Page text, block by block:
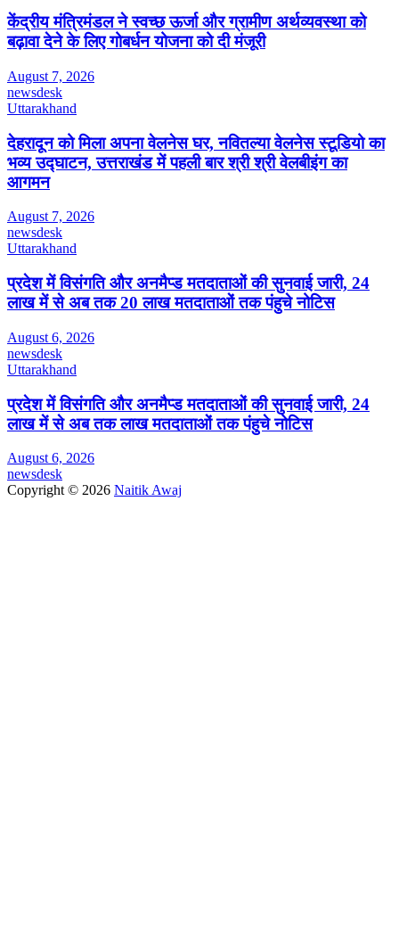
केंद्रीय मंत्रिमंडल ने स्वच्छ ऊर्जा और ग्रामीण अर्थव्यवस्था को
बढ़ावा देने के लिए गोबर्धन योजना को दी मंजूरी
August 7, 2026
newsdesk
Uttarakhand
देहरादून को मिला अपना वेलनेस घर, नवितल्या वेलनेस स्टूडियो का
भव्य उद्घाटन, उत्तराखंड में पहली बार श्री श्री वेलबीइंग का
आगमन
August 7, 2026
newsdesk
Uttarakhand
प्रदेश में विसंगति और अनमैप्ड मतदाताओं की सुनवाई जारी, 24
लाख में से अब तक 20 लाख मतदाताओं तक पंहुचे नोटिस
August 6, 2026
newsdesk
Uttarakhand
प्रदेश में विसंगति और अनमैप्ड मतदाताओं की सुनवाई जारी, 24
लाख में से अब तक लाख मतदाताओं तक पंहुचे नोटिस
August 6, 2026
newsdesk
Copyright © 2026 Naitik Awaj